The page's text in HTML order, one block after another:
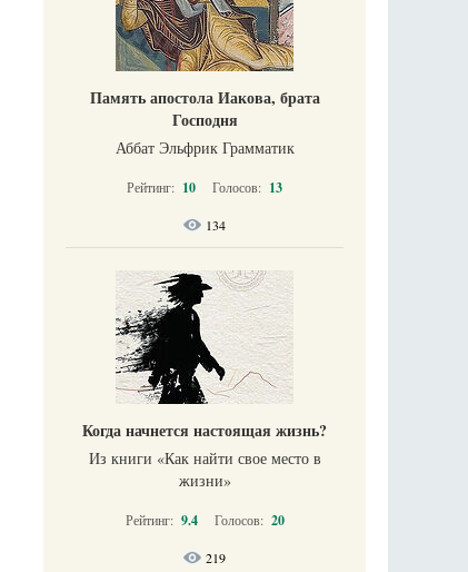
Память апостола Иакова, брата
Господня
Аббат Эльфрик Грамматик
Рейтинг: 10 Голосов: 13
134
Когда начнется настоящая жизнь?
Из книги «Как найти свое место в
жизни​»
Рейтинг: 9.4 Голосов: 20
219